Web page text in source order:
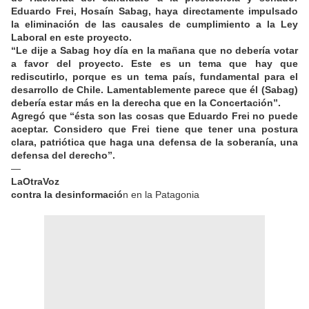
Eduardo Frei, Hosaín Sabag, haya directamente impulsado
la eliminación de las causales de cumplimiento a la Ley
Laboral en este proyecto.
“Le dije a Sabag hoy día en la mañana que no debería votar
a favor del proyecto. Este es un tema que hay que
rediscutirlo, porque es un tema país, fundamental para el
desarrollo de Chile. Lamentablemente parece que él (Sabag)
debería estar más en la derecha que en la Concertación”.
Agregó que “ésta son las cosas que Eduardo Frei no puede
aceptar. Considero que Frei tiene que tener una postura
clara, patriótica que haga una defensa de la soberanía, una
defensa del derecho”.
—
LaOtraVoz
contra la desinformación en la Patagonia